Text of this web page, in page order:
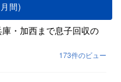
間)
・加西まで息子回収の
173件のビュー